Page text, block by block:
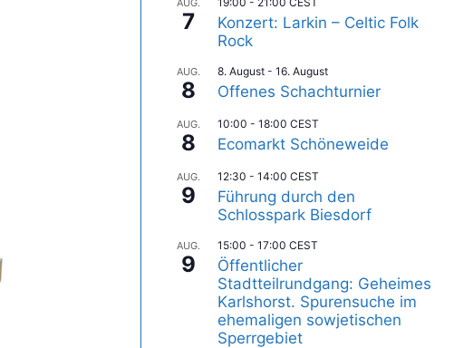
AUG.
7
Konzert: Larkin – Celtic Folk
Rock
AUG.
8
8. August - 16. August
Offenes Schachturnier
AUG.
8
10:00 - 18:00 CEST
Ecomarkt Schöneweide
AUG.
9
12:30 - 14:00 CEST
Führung durch den
Schlosspark Biesdorf
AUG.
9
15:00 - 17:00 CEST
Öffentlicher
Stadtteilrundgang: Geheimes
Karlshorst. Spurensuche im
ehemaligen sowjetischen
Sperrgebiet